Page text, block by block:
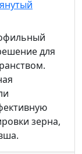
для
зерна,